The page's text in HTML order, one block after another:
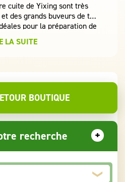
cuite de Yixing sont très
des grands buveurs de thé.
pour la préparation de
conserver la composition
feuilles de thé.
LA SUITE
BOUTIQUE
recherche